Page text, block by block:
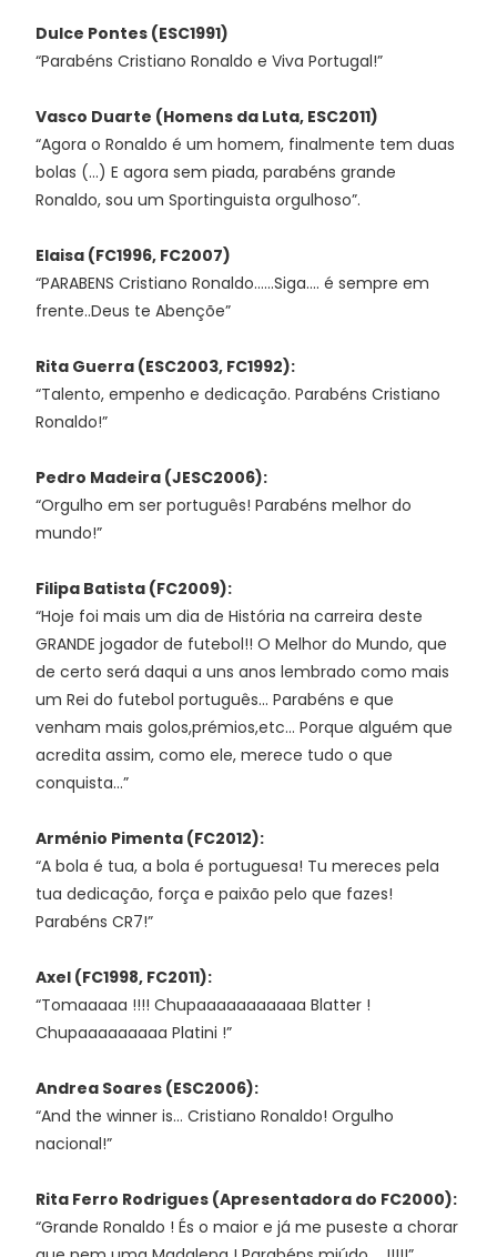
Dulce Pontes (ESC1991)
“Parabéns Cristiano Ronaldo e Viva Portugal!”
Vasco Duarte (Homens da Luta, ESC2011)
“Agora o Ronaldo é um homem, finalmente tem duas
bolas (…) E agora sem piada, parabéns grande
Ronaldo, sou um Sportinguista orgulhoso”.
Elaisa (FC1996, FC2007)
“PARABENS Cristiano Ronaldo......Siga.... é sempre em
frente..Deus te Abençõe”
Rita Guerra (ESC2003, FC1992):
“Talento, empenho e dedicação. Parabéns Cristiano
Ronaldo!”
Pedro Madeira (JESC2006):
“Orgulho em ser português! Parabéns melhor do
mundo!”
Filipa Batista (FC2009):
“Hoje foi mais um dia de História na carreira deste
GRANDE jogador de futebol!! O Melhor do Mundo, que
de certo será daqui a uns anos lembrado como mais
um Rei do futebol português... Parabéns e que
venham mais golos,prémios,etc... Porque alguém que
acredita assim, como ele, merece tudo o que
conquista...”
Arménio Pimenta (FC2012):
“A bola é tua, a bola é portuguesa! Tu mereces pela
tua dedicação, força e paixão pelo que fazes!
Parabéns CR7!”
Axel (FC1998, FC2011):
“Tomaaaaa !!!! Chupaaaaaaaaaaa Blatter !
Chupaaaaaaaaa Platini !”
Andrea Soares (ESC2006):
“And the winner is… Cristiano Ronaldo! Orgulho
nacional!”
Rita Ferro Rodrigues (Apresentadora do FC2000):
“Grande Ronaldo ! És o maior e já me puseste a chorar